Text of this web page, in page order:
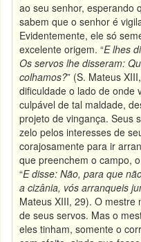
ao seu senhor, esperando
sabem que o senhor é
Evidentemente, ele só
excelente origem. “E lhes
Os servos lhe disseram:
colhamos?” (S. Mateus
dificuldade o lado de onde
culpável de tal maldade,
projeto de vingança. Seus
zelo pelos interesses de
corajosamente para ir
que preenchem o campo,
“E disse: Não, para que
a cizânia, vós arranqueis
Mateus XIII, 29). O mestre
de seus servos. Mas o
eles tinham, somente o